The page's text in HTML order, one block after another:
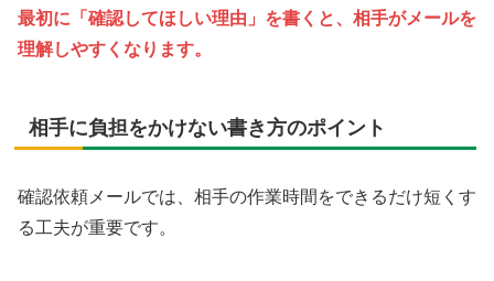
最初に「確認してほしい理由」を書くと、相手がメールを
理解しやすくなります。
相手に負担をかけない書き方のポイント
確認依頼メールでは、相手の作業時間をできるだけ短くす
る工夫が重要です。